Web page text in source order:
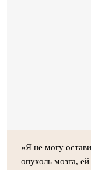
«Я не могу
опухоль мозга,